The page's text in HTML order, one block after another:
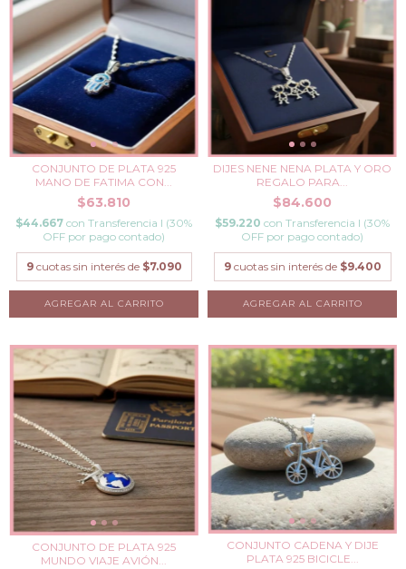
CONJUNTO DE PLATA 925
MANO DE FATIMA CON...
$63.810
$44.667 con Transferencia I (30%
OFF por pago contado)
9 cuotas sin interés de $7.090
DIJES NENE NENA PLATA Y ORO
REGALO PARA...
$84.600
$59.220 con Transferencia I (30%
OFF por pago contado)
9 cuotas sin interés de $9.400
CONJUNTO DE PLATA 925
MUNDO VIAJE AVIÓN...
CONJUNTO CADENA Y DIJE
PLATA 925 BICICLE...